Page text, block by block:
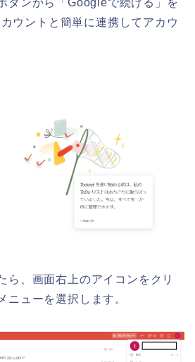
タンから「Googleで続ける」を
ウントと簡単に連携してアカウ
ら、画面右上のアイコンをクリ
ニューを選択します。